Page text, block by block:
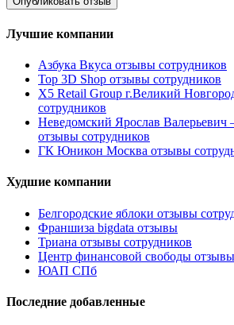
Лучшие компании
Азбука Вкуса отзывы сотрудников
Top 3D Shop отзывы сотрудников
X5 Retail Group г.Великий
сотрудников
Неведомский Ярослав
отзывы сотрудников
ГК Юникон Москва отзывы
Худшие компании
Белгородские яблоки отзывы
Франшиза bigdata отзывы
Триана отзывы сотрудников
Центр финансовой свободы отзывы
ЮАП СПб
Последние добавленные